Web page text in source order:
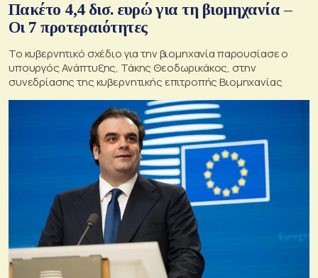
Πακέτο 4,4 δισ. ευρώ για τη βιομηχανία –
Οι 7 προτεραιότητες
Το κυβερνητικό σχέδιο για την βιομηχανία παρουσίασε ο
υπουργός Ανάπτυξης, Τάκης Θεοδωρικάκος, στην
συνεδρίασης της κυβερνητικής επιτροπής Βιομηχανίας